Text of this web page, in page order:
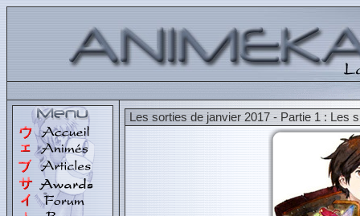
Les sorties de janvier 2017 - Partie 1 : Les